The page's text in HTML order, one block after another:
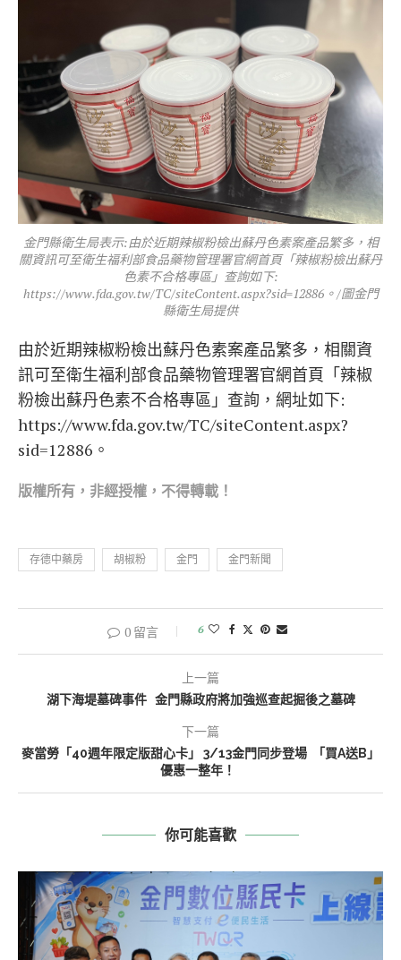
金門縣衛生局表示:由於近期辣椒粉檢出蘇丹色素案產品繁多，相
關資訊可至衛生福利部食品藥物管理署官網首頁「辣椒粉檢出蘇丹
色素不合格專區」查詢如下:
https://www.fda.gov.tw/TC/siteContent.aspx?sid=12886。/圖金門
縣衛生局提供
由於近期辣椒粉檢出蘇丹色素案產品繁多，相關資
訊可至衛生福利部食品藥物管理署官網首頁「辣椒
粉檢出蘇丹色素不合格專區」查詢，網址如下:
https://www.fda.gov.tw/TC/siteContent.aspx?
sid=12886。
版權所有，非經授權，不得轉載！
存德中藥房 胡椒粉 金門 金門新聞
0 留言 6
上一篇
湖下海堤墓碑事件 金門縣政府將加強巡查起掘後之墓碑
下一篇
麥當勞「40週年限定版甜心卡」 3/13金門同步登場 「買A送B」
優惠一整年！
你可能喜歡